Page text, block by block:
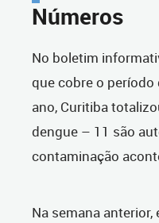
Números
No boletim
que cobre o período
ano, Curitiba
dengue – 11 são
contaminação
Na semana anterior,